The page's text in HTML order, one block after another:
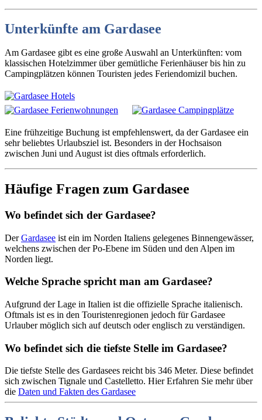
Unterkünfte am Gardasee
Am Gardasee gibt es eine große Auswahl an Unterkünften: vom
klassischen Hotelzimmer über gemütliche Ferienhäuser bis hin zu
Campingplätzen können Touristen jedes Feriendomizil buchen.
Eine frühzeitige Buchung ist empfehlenswert, da der Gardasee ein
sehr beliebtes Urlaubsziel ist. Besonders in der Hochsaison
zwischen Juni und August ist dies oftmals erforderlich.
Häufige Fragen zum Gardasee
Wo befindet sich der Gardasee?
DerGardasee ist ein im Norden Italiens gelegenes Binnengewässer,
welchens zwischen der Po-Ebene im Süden und den Alpen im
Norden liegt.
Welche Sprache spricht man am Gardasee?
Aufgrund der Lage in Italien ist die offizielle Sprache italienisch.
Oftmals ist es in den Touristenregionen jedoch für Gardasee
Urlauber möglich sich auf deutsch oder englisch zu verständigen.
Wo befindet sich die tiefste Stelle im Gardasee?
Die tiefste Stelle des Gardasees reicht bis 346 Meter. Diese befindet
sich zwischen Tignale und Castelletto. Hier Erfahren Sie mehr über
die Daten und Fakten des Gardasee